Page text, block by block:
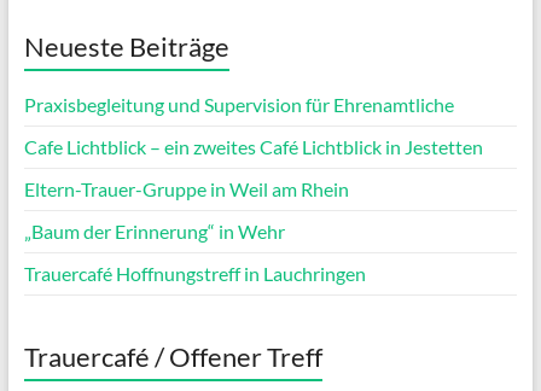
Neueste Beiträge
Praxisbegleitung und Supervision für Ehrenamtliche
Cafe Lichtblick – ein zweites Café Lichtblick in Jestetten
Eltern-Trauer-Gruppe in Weil am Rhein
„Baum der Erinnerung“ in Wehr
Trauercafé Hoffnungstreff in Lauchringen
Trauercafé / Offener Treff